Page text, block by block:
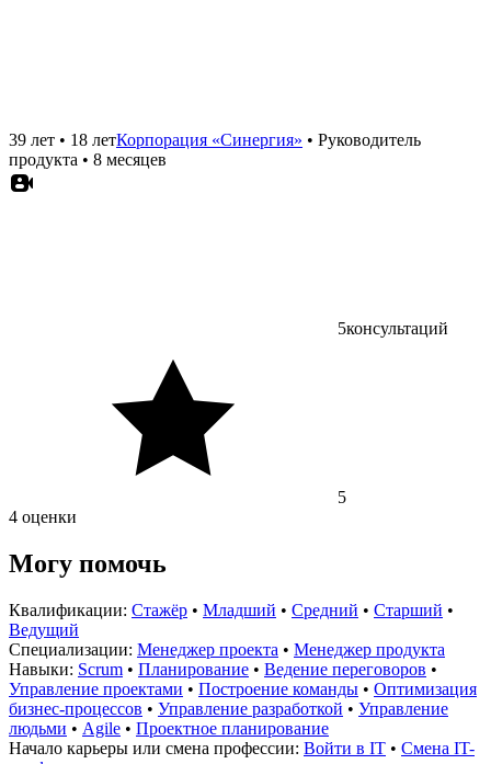
39 лет • 18 летКорпорация «Синергия» • Руководитель
продукта • 8 месяцев
5консультаций
5
4 оценки
Могу помочь
Квалификации: Стажёр • Младший • Средний • Старший •
Ведущий
Специализации: Менеджер проекта • Менеджер продукта
Навыки: Scrum • Планирование • Ведение переговоров •
Управление проектами • Построение команды • Оптимизация
бизнес-процессов • Управление разработкой • Управление
людьми • Agile • Проектное планирование
Начало карьеры или смена профессии: Войти в IT • Смена IT-